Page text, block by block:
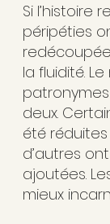
Si l’histoire
péripéties
la fluidité.
deux.
été
d’autres
ajoutées.
mieux